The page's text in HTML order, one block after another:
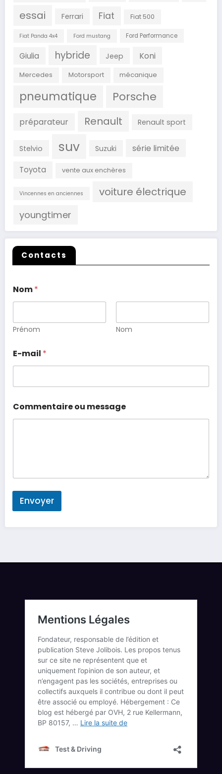
essai Ferrari Fiat Fiat 500
Fiat Panda 4x4 Ford mustang Ford Performance
Giulia hybride Jeep Koni
Mercedes Motorsport mécanique
pneumatique Porsche
préparateur Renault Renault sport
Stelvio suv Suzuki série limitée
Toyota vente aux enchères
Vincennes en anciennes voiture électrique
youngtimer
Contacts
Nom*
Prénom Nom
E-mail *
Commentaire ou message
Envoyer